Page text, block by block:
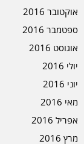
אוקטובר 2016
ספטמבר 2016
אוגוסט 2016
יולי 2016
יוני 2016
מאי 2016
אפריל 2016
מרץ 2016